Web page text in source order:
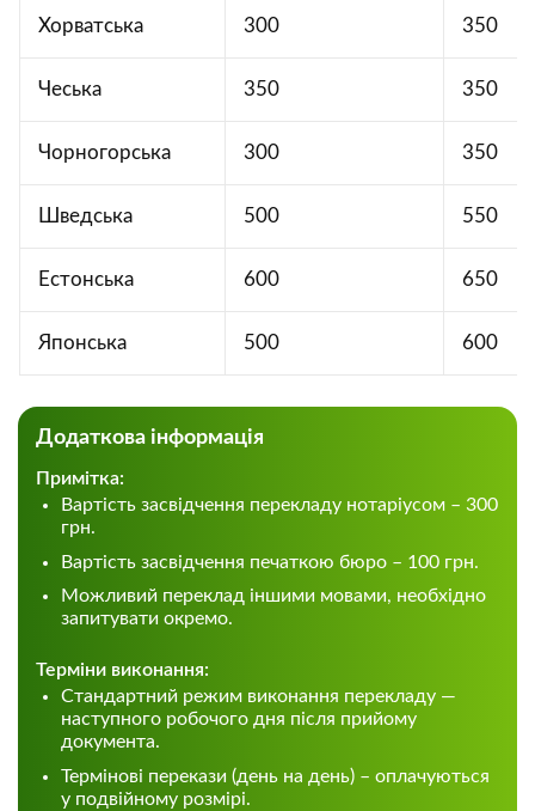
Хорватська 300 350
Чеська 350 350
Чорногорська 300 350
Шведська 500 550
Естонська 600 650
Японська 500 600
Додаткова інформація
Примітка:
Вартість засвідчення перекладу нотаріусом – 300
грн.
Вартість засвідчення печаткою бюро – 100 грн.
Можливий переклад іншими мовами, необхідно
запитувати окремо.
Терміни виконання:
Стандартний режим виконання перекладу —
наступного робочого дня після прийому
документа.
Термінові перекази (день на день) – оплачуються
у подвійному розмірі.